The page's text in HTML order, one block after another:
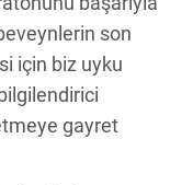
son
için biz uyku
gayret